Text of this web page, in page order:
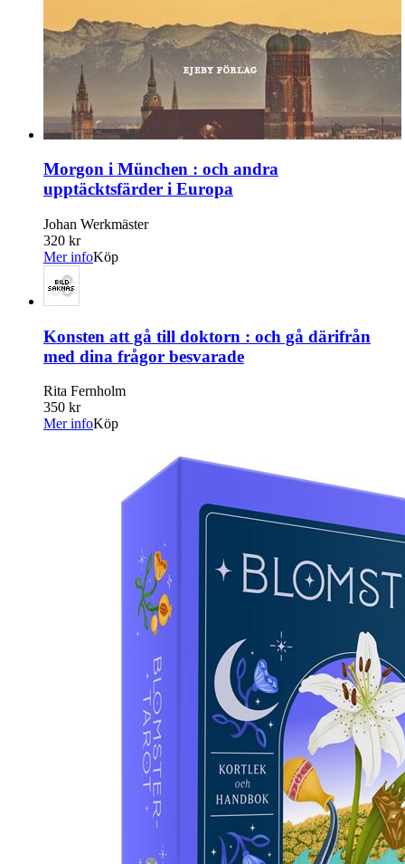
Morgon i München : och andra
upptäcktsfärder i Europa
Johan Werkmäster
320 kr
Mer infoKöp
Konsten att gå till doktorn : och gå därifrån
med dina frågor besvarade
Rita Fernholm
350 kr
Mer infoKöp